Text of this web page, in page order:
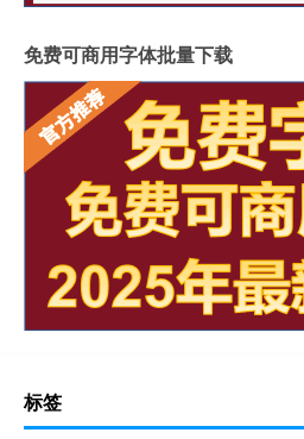
免费可商用字体批量下载
标签